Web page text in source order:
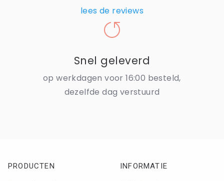
lees de reviews
Snel geleverd
op werkdagen voor 16:00 besteld,
dezelfde dag verstuurd
PRODUCTEN INFORMATIE